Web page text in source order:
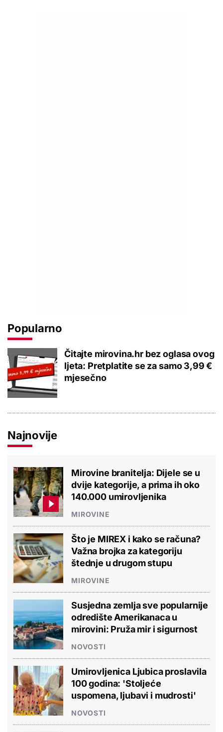
Popularno
Čitajte mirovina.hr bez oglasa ovog
ljeta: Pretplatite se za samo 3,99 €
mjesečno
Najnovije
Mirovine branitelja: Dijele se u
dvije kategorije, a prima ih oko
140.000 umirovljenika
MIROVINE
Što je MIREX i kako se računa?
Važna brojka za kategoriju
štednje u drugom stupu
MIROVINE
Susjedna zemlja sve popularnije
odredište Amerikanaca u
mirovini: Pruža mir i sigurnost
NOVOSTI
Umirovljenica Ljubica proslavila
100 godina: 'Stoljeće
uspomena, ljubavi i mudrosti'
NOVOSTI